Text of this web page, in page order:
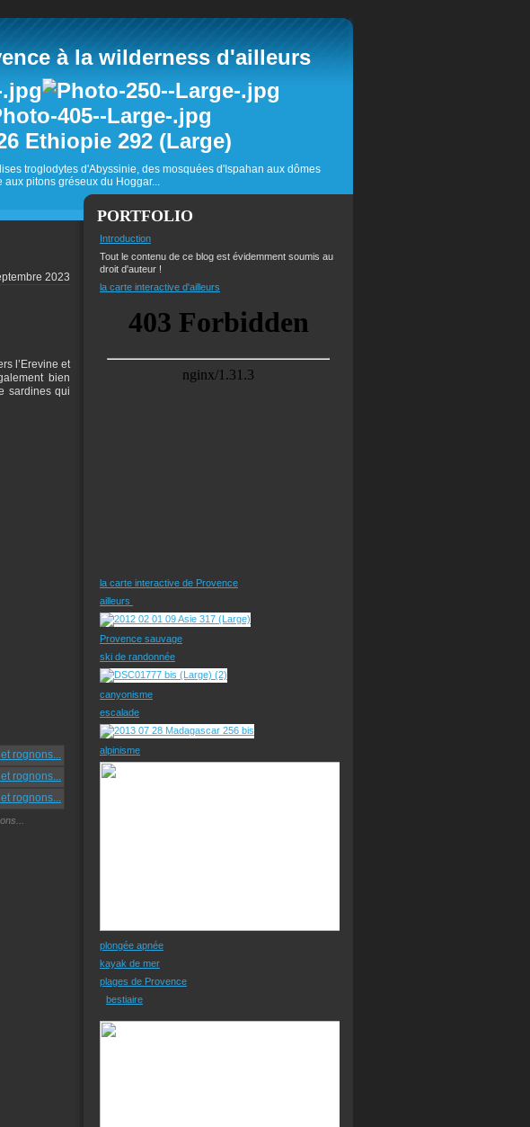
à la wilderness d'ailleurs
troglodytes d'Abyssinie, des mosquées d'Ispahan aux dômes
pitons gréseux du Hoggar...
2023
l’Erevine et
bien
sardines qui
PORTFOLIO
Introduction
Tout le contenu de ce blog est évidemment soumis au
droit d'auteur !
la carte interactive d'ailleurs
la carte interactive de Provence
ailleurs
Provence sauvage
ski de randonnée
canyonisme
escalade
alpinisme
plongée apnée
kayak de mer
plages de Provence
bestiaire